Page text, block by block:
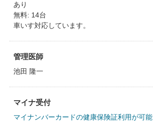
あり
無料: 14台
車いす対応しています。
管理医師
池田 隆一
マイナ受付
マイナンバーカードの健康保険証利用が可能